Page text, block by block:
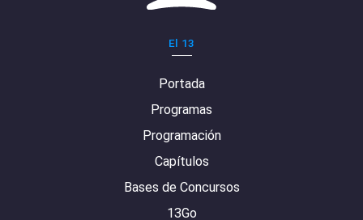
El 13
Portada
Programas
Programación
Capítulos
Bases de Concursos
13Go